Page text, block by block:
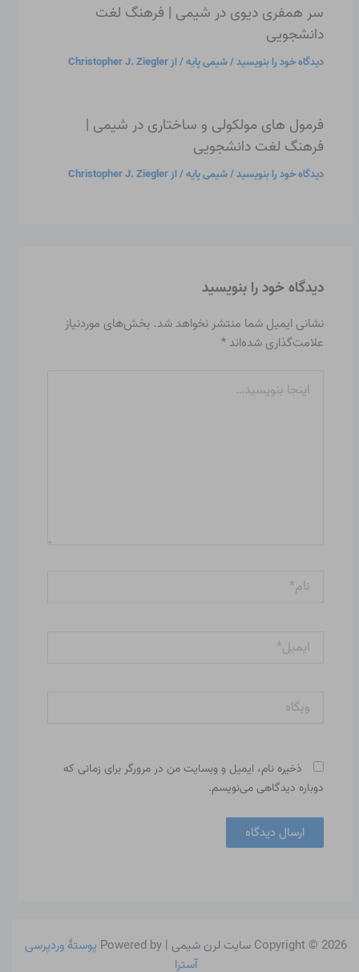
سر همفری دیوی در شیمی | فرهنگ لغت
دانشجویی
دیدگاه‌ خود را بنویسید/شیمی پایه/ ازChristopher J. Ziegler
فرمول های مولکولی و ساختاری در شیمی |
فرهنگ لغت دانشجویی
دیدگاه‌ خود را بنویسید/شیمی پایه/ از Christopher J. Ziegler
دیدگاه‌ خود را بنویسید
نشانی ایمیل شما منتشر نخواهد شد. بخش‌های موردنیاز
علامت‌گذاری شده‌اند*
بنویسید…
ایمیل*
ذخیره نام، ایمیل و وبسایت من در مرورگر برای زمانی که
دوباره دیدگاهی می‌نویسم.
Copyright © 2026 سایت لرن شیمی | Powered by
پوستهٔ وردپرسی
آسترا